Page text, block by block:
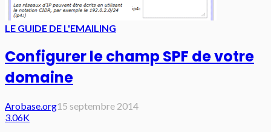
LE GUIDE DE L'EMAILING
Configurer le champ SPF de votre
domaine
Arobase.org15 septembre 2014
3.06K